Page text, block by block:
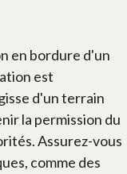
en bordure d'un
est
d'un terrain
la permission du
Assurez-vous
comme des